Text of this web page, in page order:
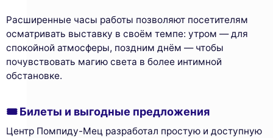
Расширенные часы работы позволяют посетителям
осматривать выставку в своём темпе: утром — для
спокойной атмосферы, поздним днём — чтобы
почувствовать магию света в более интимной
обстановке.
🎟 Билеты и выгодные предложения
Центр Помпиду-Мец разработал простую и доступную